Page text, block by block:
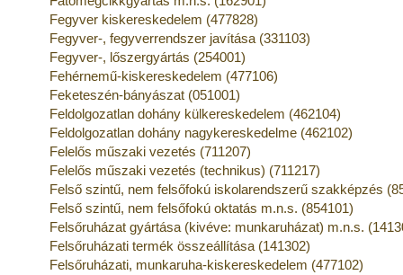
Fegyver kiskereskedelem (477828)
Fegyver-, fegyverrendszer javítása (331103)
Fegyver-, lőszergyártás (254001)
Fehérnemű-kiskereskedelem (477106)
Feketeszén-bányászat (051001)
Feldolgozatlan dohány külkereskedelem (462104)
Feldolgozatlan dohány nagykereskedelme (462102)
Felelős műszaki vezetés (711207)
Felelős műszaki vezetés (technikus) (711217)
Felső szintű, nem felsőfokú iskolarendszerű szakképzés
Felső szintű, nem felsőfokú oktatás m.n.s. (854101)
Felsőruházat gyártása (kivéve: munkaruházat) m.n.s.
Felsőruházati termék összeállítása (141302)
Felsőruházati, munkaruha-kiskereskedelem (477102)